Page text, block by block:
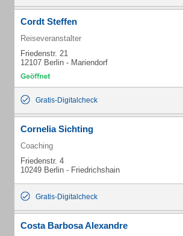
Cordt Steffen
Reiseveranstalter
Friedenstr. 21
12107 Berlin - Mariendorf
Gratis-Digitalcheck
Cornelia Sichting
Coaching
Friedenstr. 4
10249 Berlin - Friedrichshain
Gratis-Digitalcheck
Costa Barbosa Alexandre